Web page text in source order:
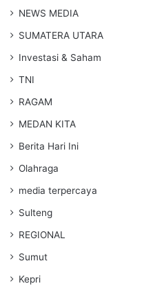
NEWS MEDIA
SUMATERA UTARA
Investasi & Saham
TNI
RAGAM
MEDAN KITA
Berita Hari Ini
Olahraga
media terpercaya
Sulteng
REGIONAL
Sumut
Kepri